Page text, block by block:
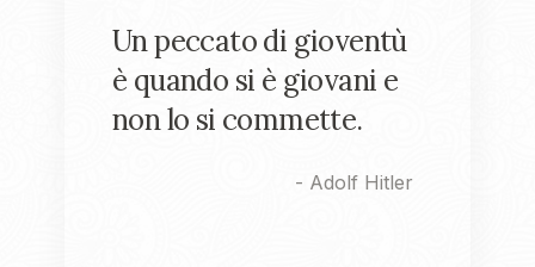
Un peccato di gioventù
è quando si è giovani e
non lo si commette.
- Adolf Hitler